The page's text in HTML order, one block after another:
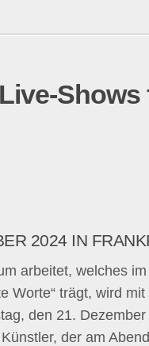
Shows
2024 IN
arbeitet, welches
Worte“ trägt, wird
den 21.
der am